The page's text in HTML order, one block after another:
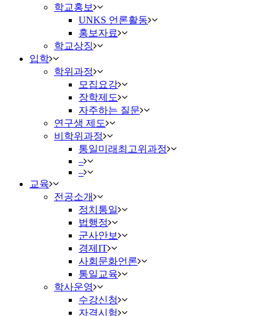
학교홍보
UNKS 언론활동
홍보자료
학교상징
입학
학위과정
모집요강
장학제도
자주하는 질문
연구생 제도
비학위과정
통일미래최고위과정
–
–
교육
전공소개
정치통일
법행정
군사안보
경제IT
사회문화언론
통일교육
학사운영
수강신청
자격시험